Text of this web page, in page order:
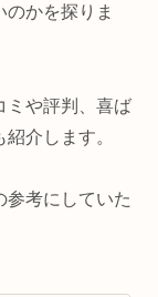
かを探りま
ミや評判、喜ば
介します。
参考にしていた